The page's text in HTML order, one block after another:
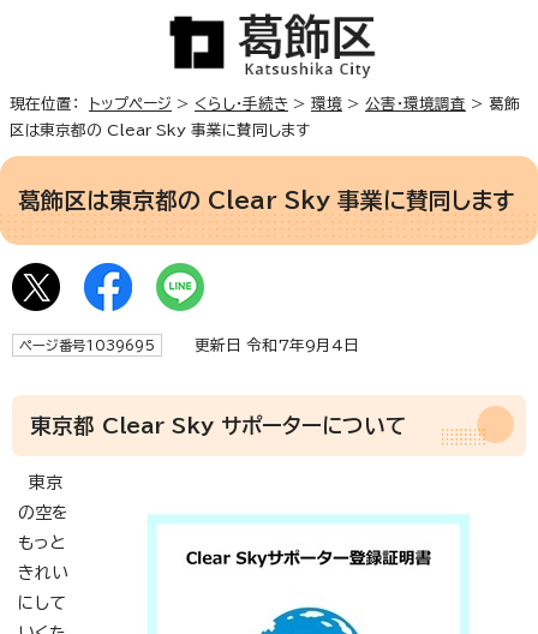
現在位置： トップページ > くらし・手続き > 環境 > 公害・環境調査 > 葛飾
区は東京都の Clear Sky 事業に賛同します
葛飾区は東京都の Clear Sky 事業に賛同します
ページ番号1039695 更新日 令和7年9月4日
東京都 Clear Sky サポーターについて
東京
の空を
もっと
きれい
にして